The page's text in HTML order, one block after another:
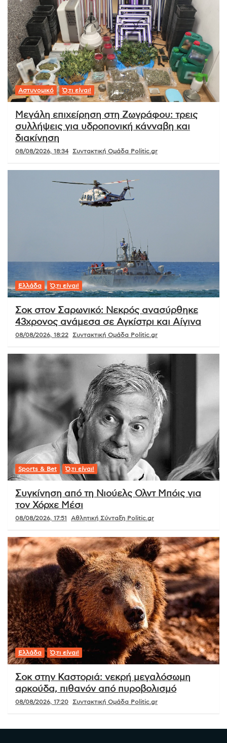
Αστυνομικό Ό,τι είναι!
Μεγάλη επιχείρηση στη Ζωγράφου: τρεις
συλλήψεις για υδροπονική κάνναβη και
διακίνηση
08/08/2026, 18:34 Συντακτική Ομάδα Politic.gr
Ελλάδα Ό,τι είναι!
Σοκ στον Σαρωνικό: Νεκρός ανασύρθηκε
43χρονος ανάμεσα σε Αγκίστρι και Αίγινα
08/08/2026, 18:22 Συντακτική Ομάδα Politic.gr
Sports & Bet Ό,τι είναι!
Συγκίνηση από τη Νιούελς Ολντ Μπόις για
τον Χόρχε Μέσι
08/08/2026, 17:51 Αθλητική Σύνταξη Politic.gr
Ελλάδα Ό,τι είναι!
Σοκ στην Καστοριά: νεκρή μεγαλόσωμη
αρκούδα, πιθανόν από πυροβολισμό
08/08/2026, 17:20 Συντακτική Ομάδα Politic.gr